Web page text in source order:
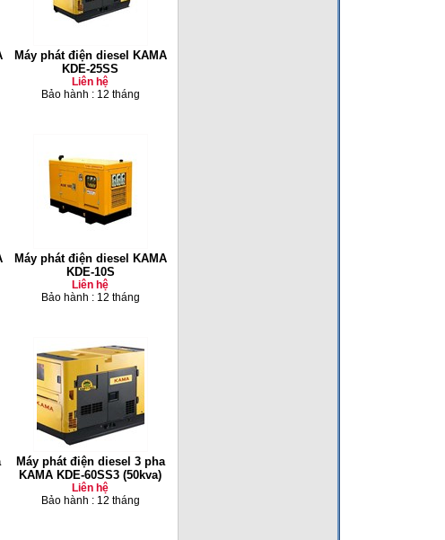
Máy phát điện diesel KAMA
KDE-25SS
Liên hệ
Bảo hành : 12 tháng
Máy phát điện diesel KAMA
KDE-10S
Liên hệ
Bảo hành : 12 tháng
Máy phát điện diesel 3 pha
KAMA KDE-60SS3 (50kva)
Liên hệ
Bảo hành : 12 tháng